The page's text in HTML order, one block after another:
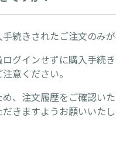
続きされたご注文のみが
グインせずに購入手続き
意ください。
、注文履歴をご確認い
きますようお願いいたし